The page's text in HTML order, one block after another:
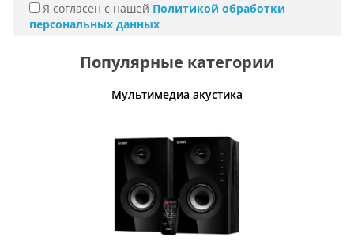
Я согласен с нашей Политикой обработки
персональных данных
Популярные категории
Мультимедиа акустика